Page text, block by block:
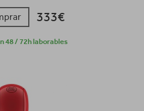
333€
48 / 72h laborables